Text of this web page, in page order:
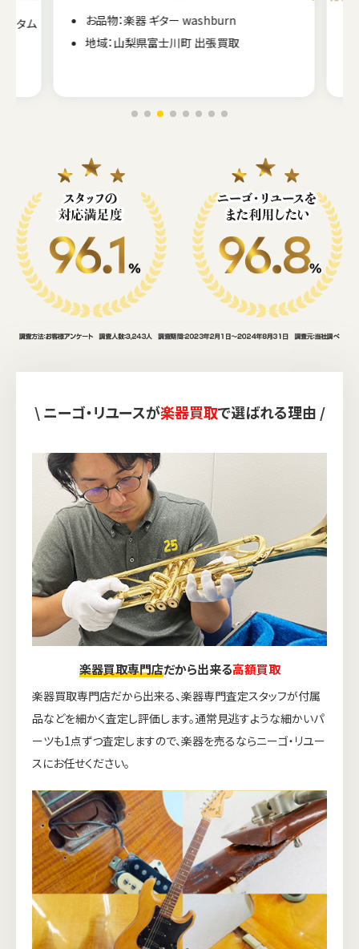
タム
お品物：楽器 ギター washburn
地域：山梨県富士川町 出張買取
\ ニーゴ・リユースが楽器買取で選ばれる理由 /
楽器買取専門店だから出来る高額買取
楽器買取専門店だから出来る、楽器専門査定スタッフが付属
品などを細かく査定し評価します。通常見逃すような細かいパ
ーツも1点ずつ査定しますので、楽器を売るならニーゴ・リユー
スにお任せください。